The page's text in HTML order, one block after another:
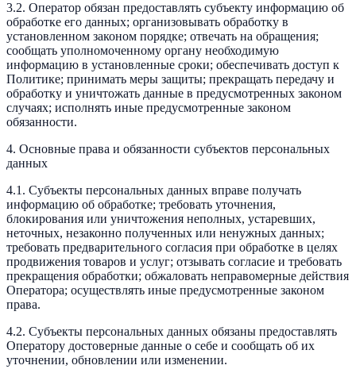
3.2. Оператор обязан предоставлять субъекту информацию об
обработке его данных; организовывать обработку в
установленном законом порядке; отвечать на обращения;
сообщать уполномоченному органу необходимую
информацию в установленные сроки; обеспечивать доступ к
Политике; принимать меры защиты; прекращать передачу и
обработку и уничтожать данные в предусмотренных законом
случаях; исполнять иные предусмотренные законом
обязанности.
4. Основные права и обязанности субъектов персональных
данных
4.1. Субъекты персональных данных вправе получать
информацию об обработке; требовать уточнения,
блокирования или уничтожения неполных, устаревших,
неточных, незаконно полученных или ненужных данных;
требовать предварительного согласия при обработке в целях
продвижения товаров и услуг; отзывать согласие и требовать
прекращения обработки; обжаловать неправомерные действия
Оператора; осуществлять иные предусмотренные законом
права.
4.2. Субъекты персональных данных обязаны предоставлять
Оператору достоверные данные о себе и сообщать об их
уточнении, обновлении или изменении.